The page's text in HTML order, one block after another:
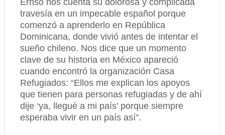
Ernso nos cuenta su dolorosa y complicada
travesía en un impecable español porque
comenzó a aprenderlo en República
Dominicana, donde vivió antes de intentar el
sueño chileno. Nos dice que un momento
clave de su historia en México apareció
cuando encontró la organización Casa
Refugiados: “Ellos me explican los apoyos
que tienen para personas refugiadas y de ahí
dije ‘ya, llegué a mi país’ porque siempre
esperaba vivir en un país así”.